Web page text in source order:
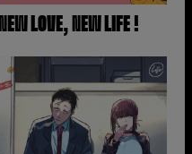
NEW LOVE, NEW LIFE !